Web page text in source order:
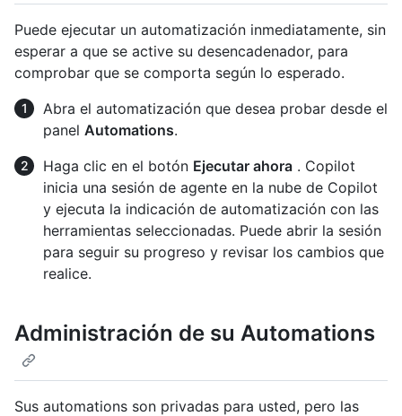
Puede ejecutar un automatización inmediatamente, sin
esperar a que se active su desencadenador, para
comprobar que se comporta según lo esperado.
Abra el automatización que desea probar desde el
panel Automations.
Haga clic en el botón Ejecutar ahora . Copilot
inicia una sesión de agente en la nube de Copilot
y ejecuta la indicación de automatización con las
herramientas seleccionadas. Puede abrir la sesión
para seguir su progreso y revisar los cambios que
realice.
Administración de su Automations
Sus automations son privadas para usted, pero las